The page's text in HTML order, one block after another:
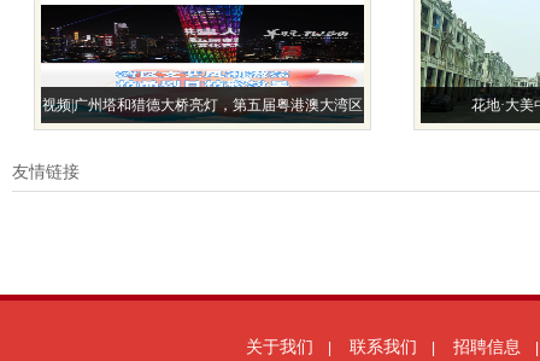
视频|广州塔和猎德大桥亮灯，第五届粤港澳大湾区 花地·大美
友情链接